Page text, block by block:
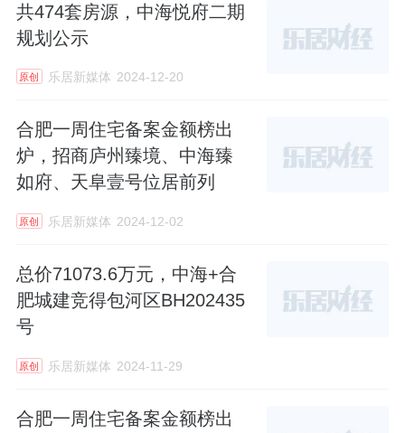
共474套房源，中海悦府二期
规划公示
原创 乐居新媒体 2024-12-20
合肥一周住宅备案金额榜出
炉，招商庐州臻境、中海臻
如府、天阜壹号位居前列
原创 乐居新媒体 2024-12-02
总价71073.6万元，中海+合
肥城建竞得包河区BH202435
号
原创 乐居新媒体 2024-11-29
合肥一周住宅备案金额榜出